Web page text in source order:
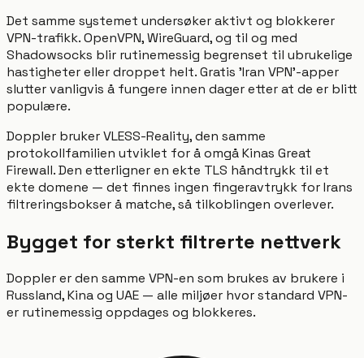
Det samme systemet undersøker aktivt og blokkerer
VPN-trafikk. OpenVPN, WireGuard, og til og med
Shadowsocks blir rutinemessig begrenset til ubrukelige
hastigheter eller droppet helt. Gratis 'Iran VPN'-apper
slutter vanligvis å fungere innen dager etter at de er blitt
populære.
Doppler bruker VLESS-Reality, den samme
protokollfamilien utviklet for å omgå Kinas Great
Firewall. Den etterligner en ekte TLS håndtrykk til et
ekte domene — det finnes ingen fingeravtrykk for Irans
filtreringsbokser å matche, så tilkoblingen overlever.
Bygget for sterkt filtrerte nettverk
Doppler er den samme VPN-en som brukes av brukere i
Russland, Kina og UAE — alle miljøer hvor standard VPN-
er rutinemessig oppdages og blokkeres.